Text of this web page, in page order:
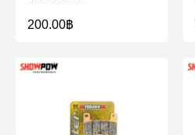
200.00฿